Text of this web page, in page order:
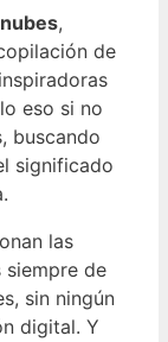
,
de
eso si no
buscando
significado
las
siempre de
sin ningún
digital. Y